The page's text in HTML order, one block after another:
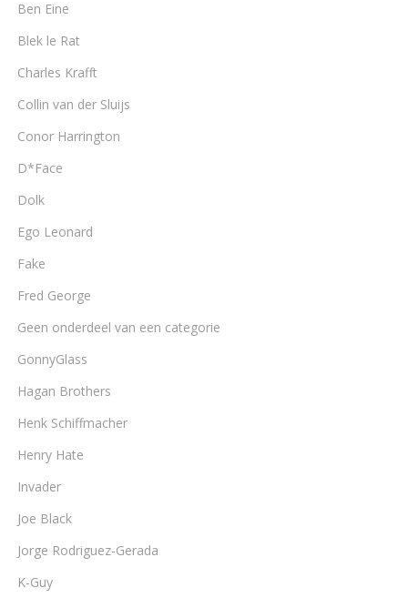
Ben Eine
Blek le Rat
Charles Krafft
Collin van der Sluijs
Conor Harrington
D*Face
Dolk
Ego Leonard
Fake
Fred George
Geen onderdeel van een categorie
GonnyGlass
Hagan Brothers
Henk Schiffmacher
Henry Hate
Invader
Joe Black
Jorge Rodriguez-Gerada
K-Guy